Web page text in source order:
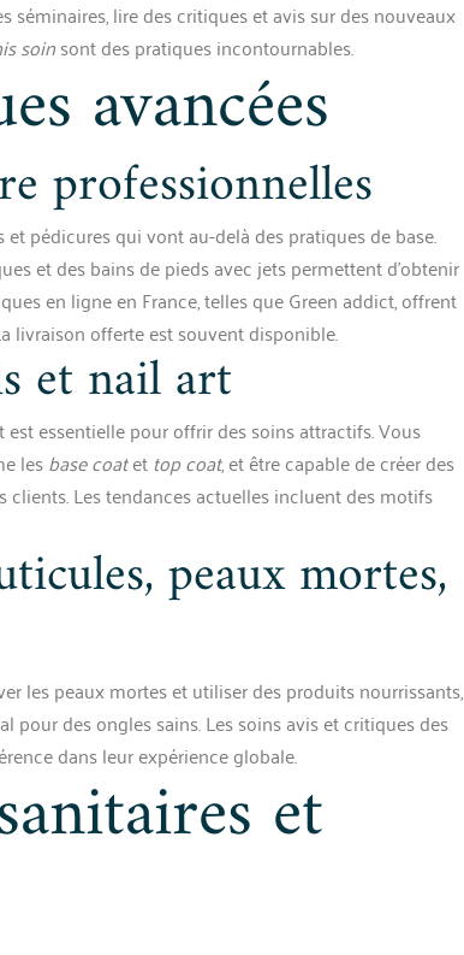
séminaires, lire des critiques et avis sur des nouveaux
soinsont des pratiques incontournables.
avancées
professionnelles
pédicures qui vont au-delà des pratiques de base.
et des bains de pieds avec jets permettent d’obtenir
en ligne en France, telles que Green addict, offrent
livraison offerte est souvent disponible.
et nail art
essentielle pour offrir des soins attractifs. Vous
lesbase coatet top coat, et être capable de créer des
Les tendances actuelles incluent des motifs
peaux mortes,
les peaux mortes et utiliser des produits nourrissants,
pour des ongles sains. Les soins avis et critiques des
dans leur expérience globale.et